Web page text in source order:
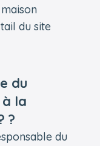
du site
du
la
?
du